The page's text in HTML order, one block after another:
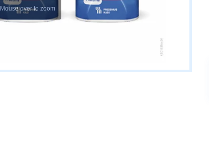
Mouse over to zoom